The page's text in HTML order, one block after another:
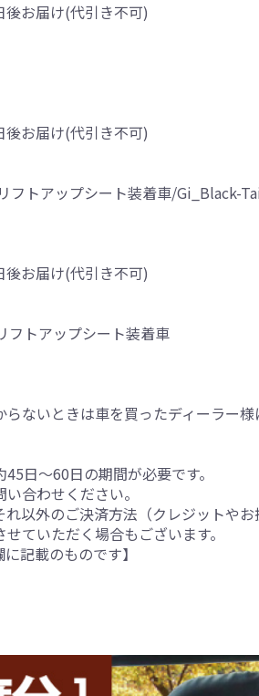
お届け(代引き不可)
お届け(代引き不可)
フトアップシート装着車/Gi_Black-
お届け(代引き不可)
フトアップシート装着車
ないときは車を買ったディーラー
日～60日の期間が必要です。
合わせください。
以外のご決済方法（クレジットや
ていただく場合もございます。
記載のものです】